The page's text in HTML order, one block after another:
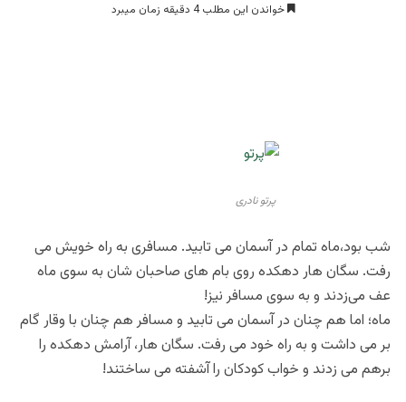
خواندن این مطلب 4 دقیقه زمان میبرد
پرتو نادری
شب بود،ماه تمام در آسمان می تابید. مسافری به راه خویش می
رفت. سگان هار دهکده روی بام های صاحبان شان به سوی ماه
عف می‌زدند و به سوی مسافر نیز!
ماه؛ اما هم چنان در آسمان می تابید و مسافر هم چنان با وقار گام
بر می داشت و به راه خود می رفت. سگان هار، آرامش دهکده را
برهم می زدند و خواب کودکان را آشفته می ساختند!